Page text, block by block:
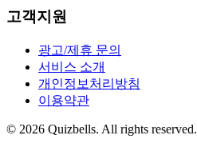
고객지원
광고/제휴 문의
서비스 소개
개인정보처리방침
이용약관
© 2026 Quizbells. All rights reserved.